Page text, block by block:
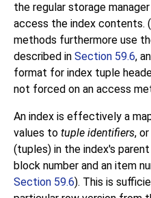
the regular storage
access the index contents.
methods furthermore use
described in Section 59.6,
format for index tuple
not forced on an access
An index is effectively a
values to tuple identifiers, or
(tuples) in the index's
block number and an item
Section 59.6). This is